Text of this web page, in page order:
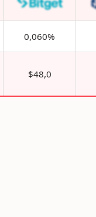
0,060%
$48,0